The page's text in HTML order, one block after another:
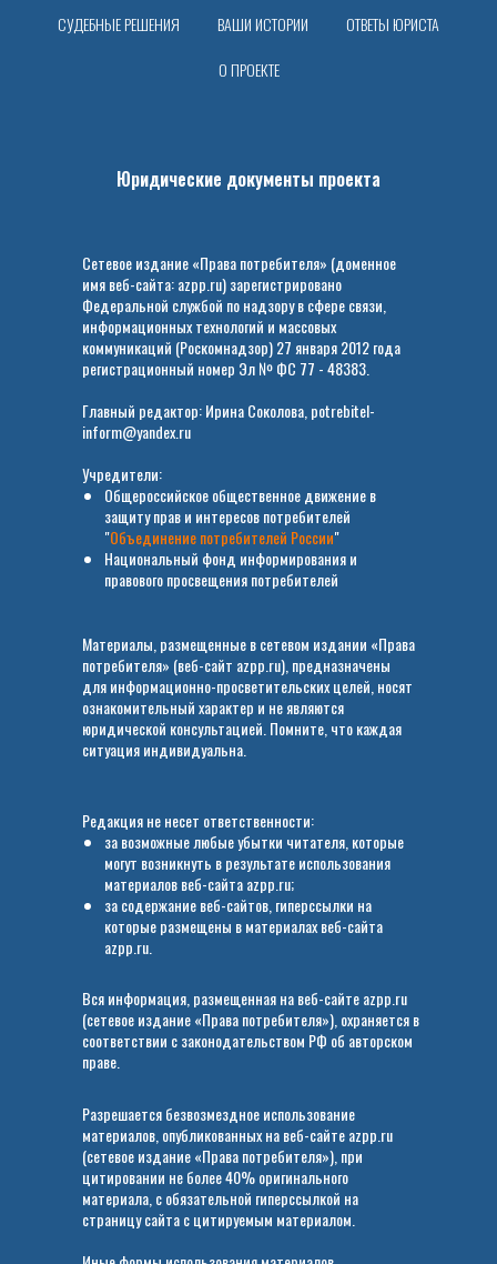
СУДЕБНЫЕ РЕШЕНИЯ
ВАШИ ИСТОРИИ
ОТВЕТЫ ЮРИСТА
О ПРОЕКТЕ
Юридические документы проекта
Сетевое издание «Права потребителя» (доменное
имя веб-сайта: azpp.ru) зарегистрировано
Федеральной службой по надзору в сфере связи,
информационных технологий и массовых
коммуникаций (Роскомнадзор) 27 января 2012 года
регистрационный номер Эл № ФС 77 - 48383.
Главный редактор: Ирина Соколова, potrebitel-
inform@yandex.ru
Учредители:
Общероссийское общественное движение в
защиту прав и интересов потребителей
"Объединение потребителей России"
Национальный фонд информирования и
правового просвещения потребителей
Материалы, размещенные в сетевом издании «Права
потребителя» (веб-сайт azpp.ru), предназначены
для информационно-просветительских целей, носят
ознакомительный характер и не являются
юридической консультацией. Помните, что каждая
ситуация индивидуальна.
Редакция не несет ответственности:
за возможные любые убытки читателя, которые
могут возникнуть в результате использования
материалов веб-сайта azpp.ru;
за содержание веб-сайтов, гиперссылки на
которые размещены в материалах веб-сайта
azpp.ru.
Вся информация, размещенная на веб-сайте azpp.ru
(сетевое издание «Права потребителя»), охраняется в
соответствии с законодательством РФ об авторском
праве.
Разрешается безвозмездное использование
материалов, опубликованных на веб-сайте azpp.ru
(сетевое издание «Права потребителя»), при
цитировании не более 40% оригинального
материала, с обязательной гиперссылкой на
страницу сайта с цитируемым материалом.